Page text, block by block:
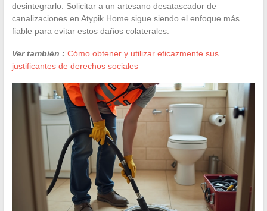
desintegrarlo. Solicitar a un artesano desatascador de
canalizaciones en Atypik Home sigue siendo el enfoque más
fiable para evitar estos daños colaterales.
Ver también : Cómo obtener y utilizar eficazmente sus
justificantes de derechos sociales